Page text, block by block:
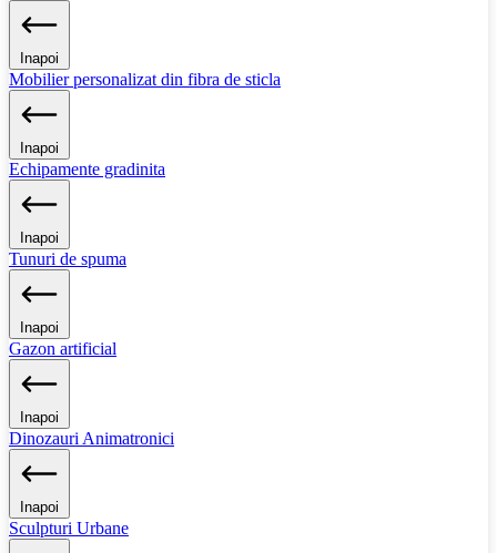
Inapoi
Mobilier personalizat din fibra de sticla
Inapoi
Echipamente gradinita
Inapoi
Tunuri de spuma
Inapoi
Gazon artificial
Inapoi
Dinozauri Animatronici
Inapoi
Sculpturi Urbane